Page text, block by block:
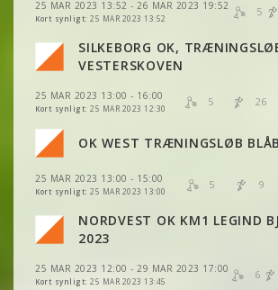
25 MAR 2023 13:52 - 26 MAR 2023 19:52
Kort synligt: 25 MAR 2023 13:52
5
VIS 2DRERUN
SILKEBORG OK,
VESTERSKOVEN
25 MAR 2023 13:00 - 16:00
Kort synligt: 25 MAR 2023 12:30
5 26
VIS 2DRERUN
VIS 2DRERUN
VIS 2DRERUN
OK WEST TRÆNINGSLØB
25 MAR 2023 13:00 - 15:00
Kort synligt: 25 MAR 2023 13:00
5 9
VIS 2DRERUN
VIS 2DRERUN
VIS 2DRERUN
VIS 2DRERUN
VIS 2DRERUN
NORDVEST OK KM1 LEGIND
2023
25 MAR 2023 12:00 - 29 MAR 2023 17:00
Kort synligt: 25 MAR 2023 13:45
6
VIS 2DRERUN
VIS 2DRERUN
VIS 2DRERUN
VIS 2DRERUN
VIS
VIS 2DRERUN
VIS 2DRERUN
VIS 2DRERUN
VIS 2DRERUN